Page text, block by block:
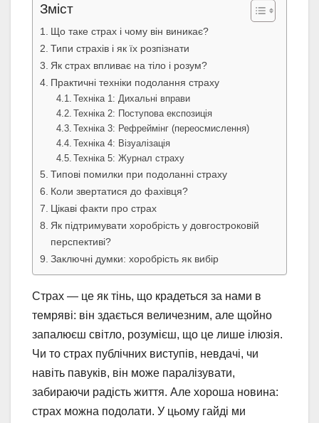
Зміст
Що таке страх і чому він виникає?
Типи страхів і як їх розпізнати
Як страх впливає на тіло і розум?
Практичні техніки подолання страху
Техніка 1: Дихальні вправи
Техніка 2: Поступова експозиція
Техніка 3: Рефреймінг (переосмислення)
Техніка 4: Візуалізація
Техніка 5: Журнал страху
Типові помилки при подоланні страху
Коли звертатися до фахівця?
Цікаві факти про страх
Як підтримувати хоробрість у довгостроковій
перспективі?
Заключні думки: хоробрість як вибір
Страх — це як тінь, що крадеться за нами в
темряві: він здається величезним, але щойно
запалюєш світло, розумієш, що це лише ілюзія.
Чи то страх публічних виступів, невдачі, чи
навіть павуків, він може паралізувати,
забираючи радість життя. Але хороша новина:
страх можна подолати. У цьому гайді ми